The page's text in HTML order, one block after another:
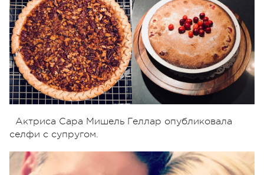
Актриса Сара Мишель Геллар опубликовала
селфи с супругом.